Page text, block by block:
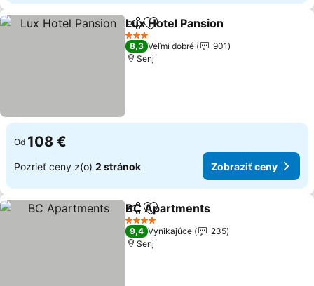
ZdieľaťPridať do obľúbených
Lux Hotel Pansion
3 Počet hviezdičiek
8,3 Veľmi dobré
901
Senj
Od 108 €
Pozrieť ceny z(o) 2 stránok Zobraziť ceny
ZdieľaťPridať do obľúbených
BC Apartments
4 Počet hviezdičiek
9,4 Vynikajúce
235
Senj